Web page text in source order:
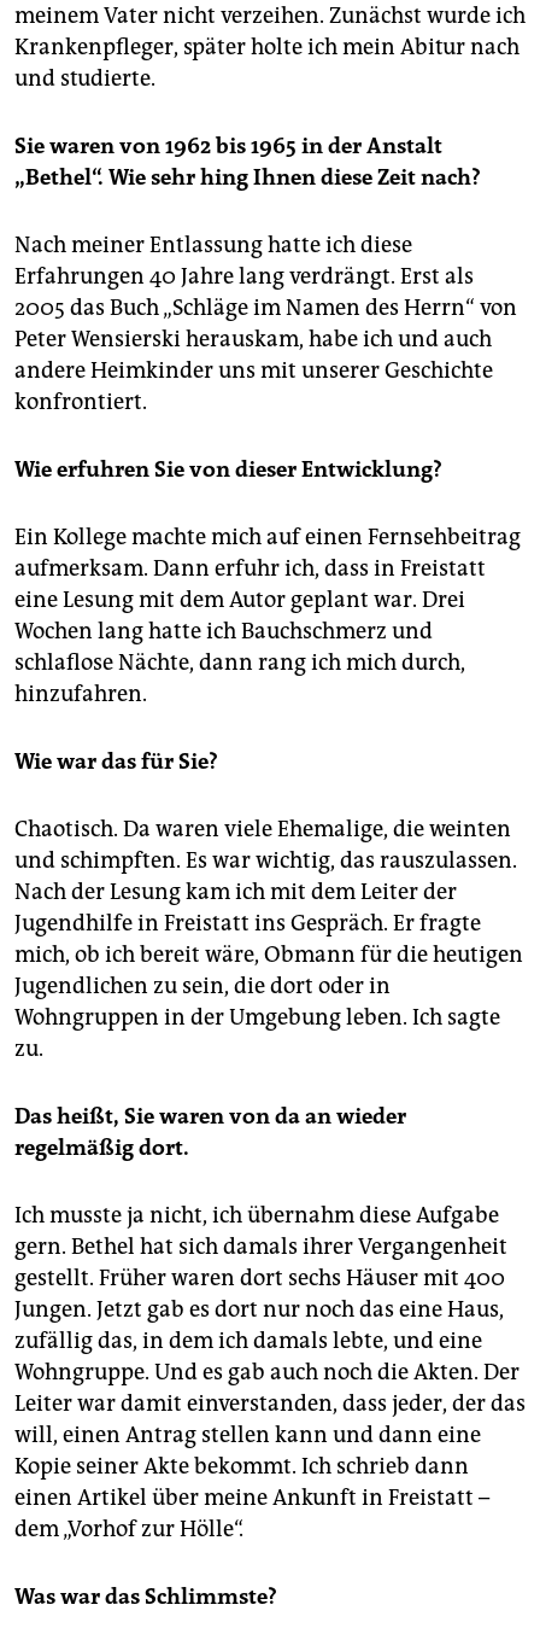
meinem Vater nicht verzeihen. Zunächst wurde ich
Krankenpfleger, später holte ich mein Abitur nach
und studierte.
Sie waren von 1962 bis 1965 in der Anstalt
„Bethel“. Wie sehr hing Ihnen diese Zeit nach?
Nach meiner Entlassung hatte ich diese
Erfahrungen 40 Jahre lang verdrängt. Erst als
2005 das Buch „Schläge im Namen des Herrn“ von
Peter Wensierski herauskam, habe ich und auch
andere Heimkinder uns mit unserer Geschichte
konfrontiert.
Wie erfuhren Sie von dieser Entwicklung?
Ein Kollege machte mich auf einen Fernsehbeitrag
aufmerksam. Dann erfuhr ich, dass in Freistatt
eine Lesung mit dem Autor geplant war. Drei
Wochen lang hatte ich Bauchschmerz und
schlaflose Nächte, dann rang ich mich durch,
hinzufahren.
Wie war das für Sie?
Chaotisch. Da waren viele Ehemalige, die weinten
und schimpften. Es war wichtig, das rauszulassen.
Nach der Lesung kam ich mit dem Leiter der
Jugendhilfe in Freistatt ins Gespräch. Er fragte
mich, ob ich bereit wäre, Obmann für die heutigen
Jugendlichen zu sein, die dort oder in
Wohngruppen in der Umgebung leben. Ich sagte
zu.
Das heißt, Sie waren von da an wieder
regelmäßig dort.
Ich musste ja nicht, ich übernahm diese Aufgabe
gern. Bethel hat sich damals ihrer Vergangenheit
gestellt. Früher waren dort sechs Häuser mit 400
Jungen. Jetzt gab es dort nur noch das eine Haus,
zufällig das, in dem ich damals lebte, und eine
Wohngruppe. Und es gab auch noch die Akten. Der
Leiter war damit einverstanden, dass jeder, der das
will, einen Antrag stellen kann und dann eine
Kopie seiner Akte bekommt. Ich schrieb dann
einen Artikel über meine Ankunft in Freistatt –
dem „Vorhof zur Hölle“.
Was war das Schlimmste?